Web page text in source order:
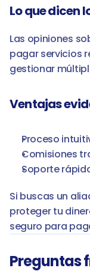
Lo que dicen
Las opiniones
pagar servicios
gestionar
Ventajas
Proceso
Comisiones
Soporte
Si buscas un
proteger tu
seguro para
Preguntas